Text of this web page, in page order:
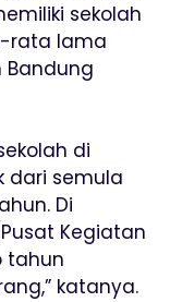
sekolah
rata lama
Bandung
di
dari semula
Di
Kegiatan
tahun
katanya.